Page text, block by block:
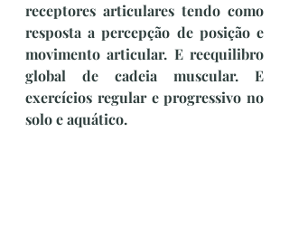
receptores articulares tendo como
resposta a percepção de posição e
movimento articular. E reequilibro
global de cadeia muscular. E
exercícios regular e progressivo no
solo e aquático.